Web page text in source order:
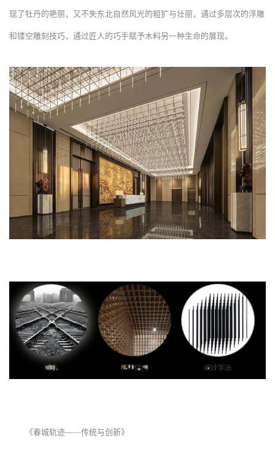
现了牡丹的艳丽，又不失东北自然风光的粗犷与壮丽，通过多层次的浮雕
和镂空雕刻技巧，通过匠人的巧手赋予木料另一种生命的展现。
《春城轨迹——传统与创新》